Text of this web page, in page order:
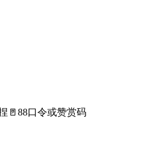
🚪88口令或赞赏码